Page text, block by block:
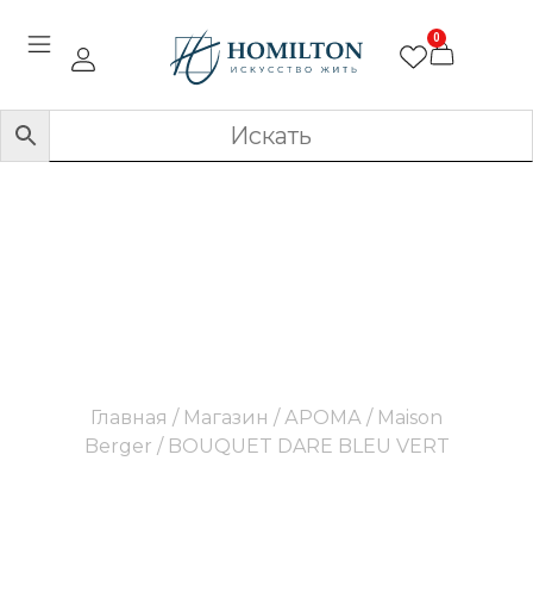
0
Главная / Магазин / АРОМА / Maison
Berger / BOUQUET DARE BLEU VERT